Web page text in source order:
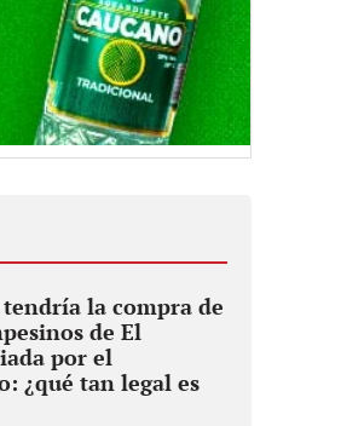
la compra de
de El
por el
¿qué tan legal es